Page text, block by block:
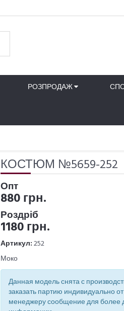
РОЗПРОДАЖ
КОСТЮМ №5659-252
Опт
880 грн.
Роздріб
1180 грн.
Артикул:252
Моко
Данная модель снята с
заказать партию индивидуально
менеджеру сообщение для более